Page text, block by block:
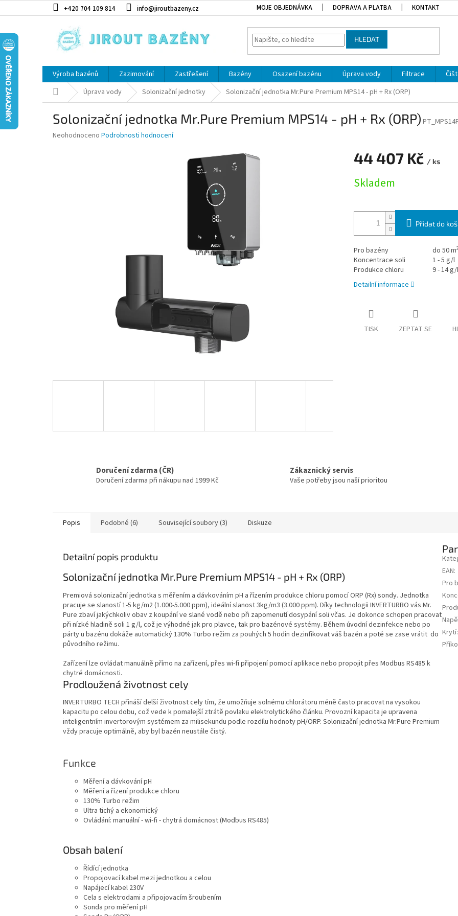
+420 704 109 814 info@jiroutbazeny.cz MOJE OBJEDNÁVKA DOPRAVA A PLATBA KONTAKT
HLEDAT
Výroba bazénů Zazimování Zastřešení Bazény Osazení bazénu Úprava vody Filtrace
Domů Úprava vody Solonizační jednotky Solonizační jednotka Mr.Pure Premium MPS14 - pH + Rx (ORP)
Solonizační jednotka Mr.Pure Premium MPS14 - pH + Rx (ORP)
Průměrné hodnocení produktu je 0,0 z 5 hvězdiček.
Neohodnoceno Podrobnosti hodnocení
44 407 Kč / ks
Skladem
Přidat do
Pro bazény do 50 m3
Koncentrace soli
1 - 5 g/l
Produkce chloru
9 - 14
Detailní informace
TISK ZEPTAT SE
Doručení zdarma (ČR)
Doručení zdarma při nákupu nad 1999 Kč
Zákaznický servis
Vaše potřeby jsou naší prioritou
Popis Podobné (6) Související soubory (3) Diskuze
Detailní popis produktu
Solonizační jednotka Mr.Pure Premium MPS14 - pH + Rx (ORP)
Premiová solonizační jednotka s měřením a dávkováním pH a řízením produkce chloru pomocí ORP (Rx) sondy. Jednotka
pracuje se slaností 1-5 kg/m2 (1.000-5.000 ppm), ideální slanost 3kg/m3 (3.000 ppm). Díky technologii INVERTURBO vás Mr.
Pure zbaví jakýchkoliv obav z koupání ve slané vodě nebo při zapomenutí dosypání soli včas. Je dokonce schopen pracovat
při nízké hladině soli 1 g/l, což je výhodné jak pro plavce, tak pro bazénové systémy. Během úvodní dezinfekce nebo po
párty u bazénu dokáže automatický 130% Turbo režim za pouhých 5 hodin dezinfikovat váš bazén a poté se zase vrátit do
původního režimu.
Zařízení lze ovládat manuálně přímo na zařízení, přes wi-fi připojení pomocí aplikace nebo propojit přes Modbus RS485 k
chytré domácnosti.
Prodloužená životnost cely
INVERTURBO TECH přináší delší životnost cely tím, že umožňuje solnému chlorátoru méně často pracovat na vysokou
kapacitu po celou dobu, což vede k pomalejší ztrátě povlaku elektrolytického článku. Provozní kapacita je upravena
inteligentním invertorovým systémem za milisekundu podle rozdílu hodnoty pH/ORP. Solonizační jednotka Mr.Pure Premium
vždy pracuje optimálně, aby byl bazén neustále čistý.
Funkce
Měření a dávkování pH
Měření a řízení produkce chloru
130% Turbo režim
Ultra tichý a ekonomický
Ovládání: manuální - wi-fi - chytrá domácnost (Modbus RS485)
Obsah balení
Řídící jednotka
Propojovací kabel mezi jednotkou a celou
Napájecí kabel 230V
Cela s elektrodami a připojovacím šroubením
Sonda pro měření pH
EAN:
Pro
Krytí: